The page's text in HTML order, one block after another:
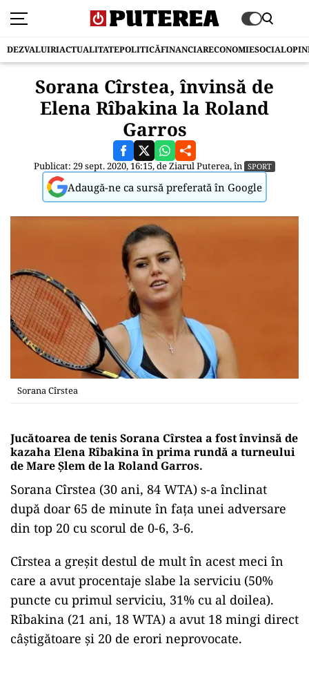
DEZVALUIRIACTUALITATEPOLITICĂFINANCIARECONOMIESOCIAL
Sorana Cîrstea, învinsă de
Elena Rîbakina la Roland
Garros
Publicat: 29 sept. 2020, 16:15, deZiarul Puterea, în SPORT
Adaugă-ne ca sursă preferată în Google
Sorana Cîrstea
Jucătoarea de tenis Sorana Cîrstea a fost învinsă de
kazaha Elena Rîbakina în prima rundă a turneului
de Mare Şlem de la Roland Garros.
Sorana Cîrstea (30 ani, 84 WTA) s-a înclinat
după doar 65 de minute în faţa unei adversare
din top 20 cu scorul de 0-6, 3-6.
Cîrstea a greşit destul de mult în acest meci în
care a avut procentaje slabe la serviciu (50%
puncte cu primul serviciu, 31% cu al doilea).
Rîbakina (21 ani, 18 WTA) a avut 18 mingi direct
câştigătoare şi 20 de erori neprovocate.